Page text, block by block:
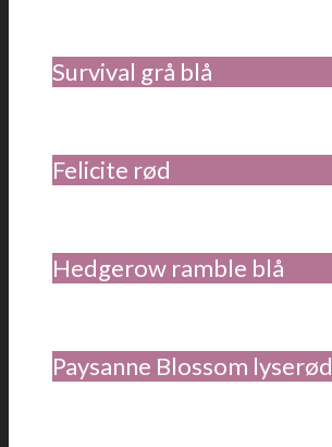
Survival grå blå
Felicite rød
Hedgerow ramble blå
Paysanne Blossom lyserød